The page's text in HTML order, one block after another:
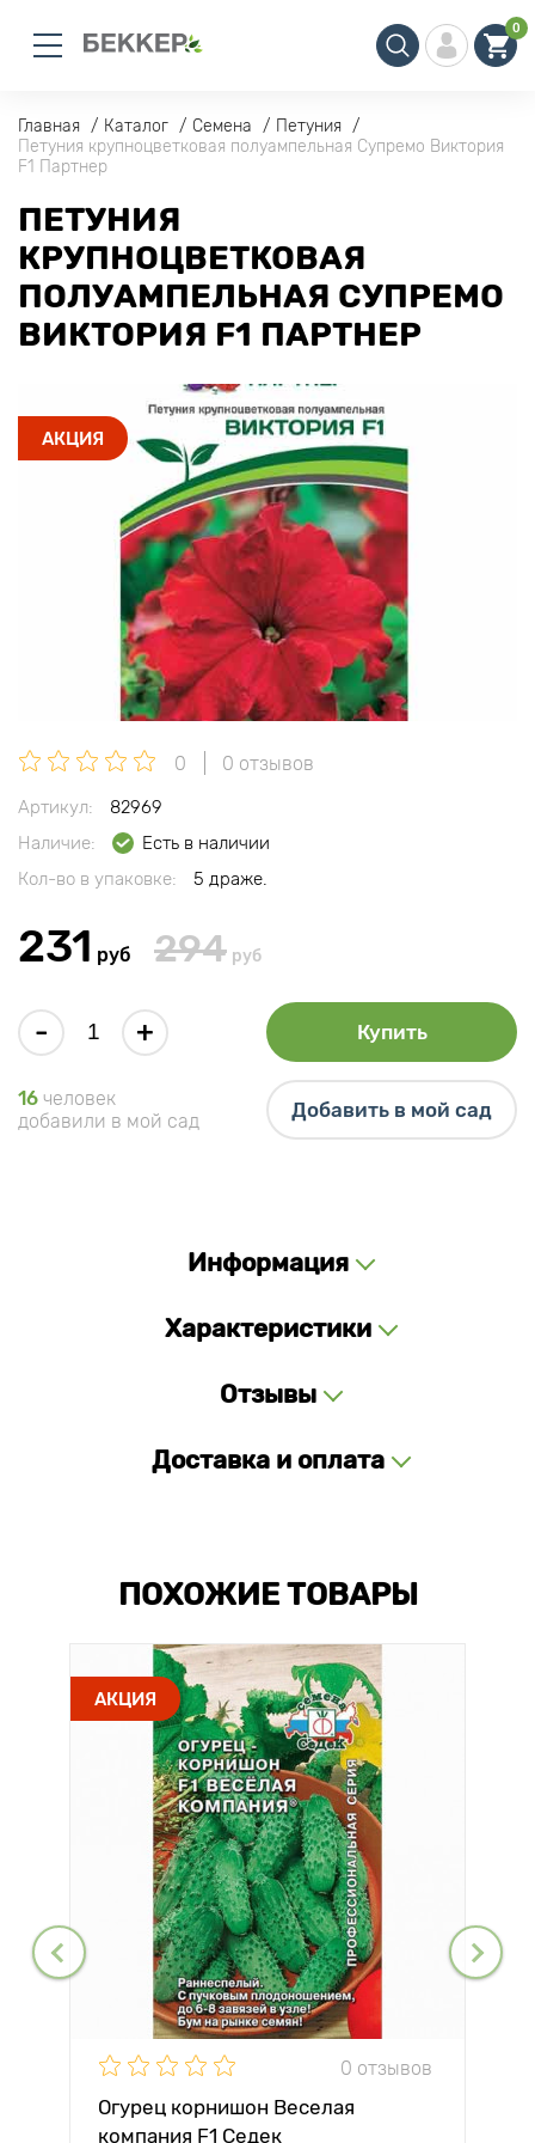
0
Главная Каталог Семена
Петуния
Петуния крупноцветковая полуампельная Супремо Виктория
F1 Партнер
ПЕТУНИЯ
КРУПНОЦВЕТКОВАЯ
ПОЛУАМПЕЛЬНАЯ СУПРЕМО
ВИКТОРИЯ F1 ПАРТНЕР
АКЦИЯ
0 0 отзывов
Артикул:
82969
Наличие:
Есть в наличии
Кол-во в упаковке:
5 драже.
231 руб 294 руб
- + Купить
16 человек
добавили в мой сад
Добавить в мой сад
Информация
Характеристики
Отзывы
Доставка и оплата
ПОХОЖИЕ ТОВАРЫ
АКЦИЯ
0 отзывов
Огурец корнишон Веселая
компания F1 Седек